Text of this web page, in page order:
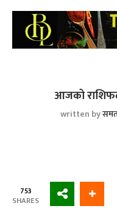
आजको
written by
753
SHARES